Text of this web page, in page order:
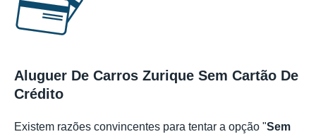
Aluguer De Carros Zurique Sem Cartão De
Crédito
Existem razões convincentes para tentar a opção "Sem